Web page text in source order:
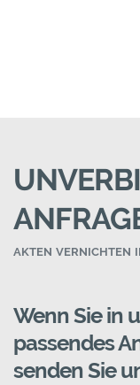
AKTEN VERNICHTEN
Wenn Sie in
passendes
senden Sie